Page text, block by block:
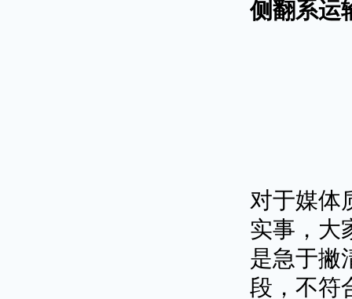
侧翻系运
对于媒体
实事，大
是急于撇
段，不符